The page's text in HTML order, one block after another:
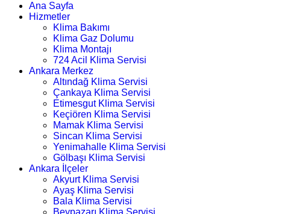
Ana Sayfa
Hizmetler
Klima Bakımı
Klima Gaz Dolumu
Klima Montajı
724 Acil Klima Servisi
Ankara Merkez
Altındağ Klima Servisi
Çankaya Klima Servisi
Etimesgut Klima Servisi
Keçiören Klima Servisi
Mamak Klima Servisi
Sincan Klima Servisi
Yenimahalle Klima Servisi
Gölbaşı Klima Servisi
Ankara İlçeler
Akyurt Klima Servisi
Ayaş Klima Servisi
Bala Klima Servisi
Beypazarı Klima Servisi